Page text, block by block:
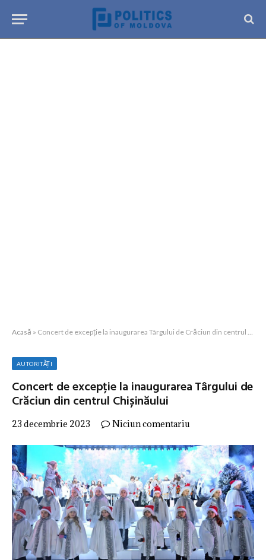
Acasă » Concert de excepție la inaugurarea Târgului de Crăciun din centrul Chișinăului
AUTORITĂȚI
Concert de excepție la inaugurarea Târgului de
Crăciun din centrul Chișinăului
23 decembrie 2023 Niciun comentariu